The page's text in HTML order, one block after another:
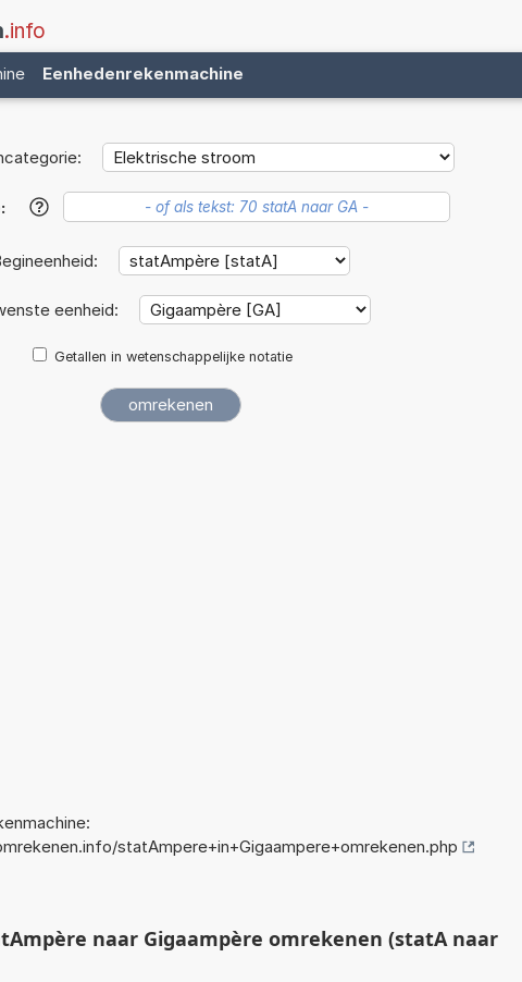
.info
Eenhedenrekenmachine
?
eenheid:
Getallen in wetenschappelijke notatie
statAmpere+in+Gigaampere+omrekenen.php
naar Gigaampère omrekenen (statA naar